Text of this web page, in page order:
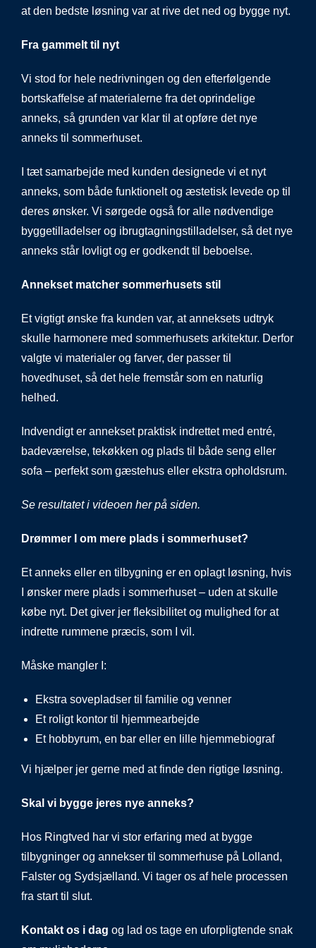
at den bedste løsning var at rive det ned og bygge nyt.
Fra gammelt til nyt
Vi stod for hele nedrivningen og den efterfølgende
bortskaffelse af materialerne fra det oprindelige
anneks, så grunden var klar til at opføre det nye
anneks til sommerhuset.
I tæt samarbejde med kunden designede vi et nyt
anneks, som både funktionelt og æstetisk levede op til
deres ønsker. Vi sørgede også for alle nødvendige
byggetilladelser og ibrugtagningstilladelser, så det nye
anneks står lovligt og er godkendt til beboelse.
Annekset matcher sommerhusets stil
Et vigtigt ønske fra kunden var, at anneksets udtryk
skulle harmonere med sommerhusets arkitektur. Derfor
valgte vi materialer og farver, der passer til
hovedhuset, så det hele fremstår som en naturlig
helhed.
Indvendigt er annekset praktisk indrettet med entré,
badeværelse, tekøkken og plads til både seng eller
sofa – perfekt som gæstehus eller ekstra opholdsrum.
Se resultatet i videoen her på siden.
Drømmer I om mere plads i sommerhuset?
Et anneks eller en tilbygning er en oplagt løsning, hvis
I ønsker mere plads i sommerhuset – uden at skulle
købe nyt. Det giver jer fleksibilitet og mulighed for at
indrette rummene præcis, som I vil.
Måske mangler I:
Ekstra sovepladser til familie og venner
Et roligt kontor til hjemmearbejde
Et hobbyrum, en bar eller en lille hjemmebiograf
Vi hjælper jer gerne med at finde den rigtige løsning.
Skal vi bygge jeres nye anneks?
Hos Ringtved har vi stor erfaring med at bygge
tilbygninger og annekser til sommerhuse på Lolland,
Falster og Sydsjælland. Vi tager os af hele processen
fra start til slut.
Kontakt os i dag og lad os tage en uforpligtende snak